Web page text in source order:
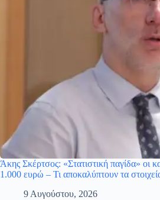
Άκης Σκέρτσος: «Στατιστική παγίδα» οι
1.000 ευρώ – Τι αποκαλύπτουν τα
9 Αυγούστου, 2026